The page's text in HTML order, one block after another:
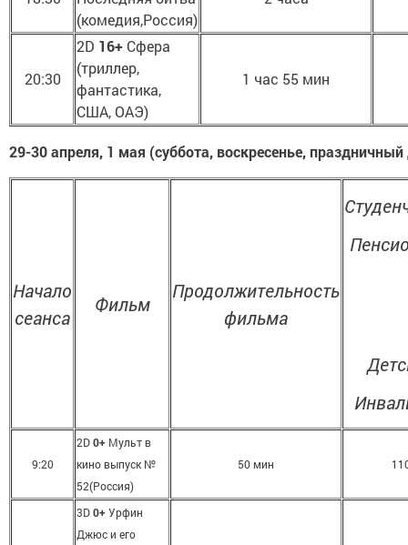
(комедия,Россия)
20:30
2D 16+ Сфера
(триллер,
фантастика,
США, ОАЭ)
1 час 55 мин
29-30 апреля, 1 мая (суббота, воскресенье, праздничный
Начало
сеанса
Фильм
Продолжительность
фильма
9:20
2D0+ Мульт в
кино выпуск №
52(Россия)
50 мин
3D0+Урфин
Джюс и его